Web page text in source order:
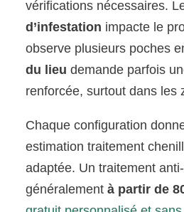
vérifications nécessaires.
d’infestation impacte le
observe plusieurs poches
du lieu demande parfois
renforcée, surtout dans les
Chaque configuration
estimation traitement
adaptée. Un traitement
généralementà partir de